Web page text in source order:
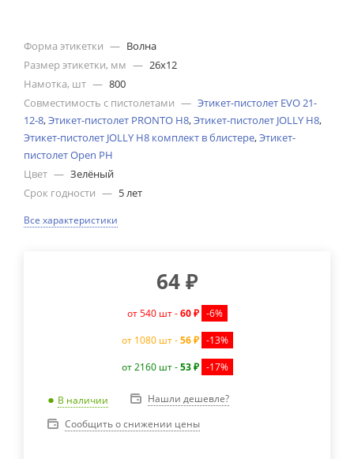
Форма этикетки — Волна
Размер этикетки, мм — 26х12
Намотка, шт — 800
Совместимость с пистолетами — Этикет-пистолет EVO 21-
12-8,Этикет-пистолет PRONTO H8,Этикет-пистолет JOLLY H8,
Этикет-пистолет JOLLY H8 комплект в блистере,Этикет-
пистолет Open PH
Цвет — Зелёный
Срок годности — 5 лет
Все характеристики
64₽
от 540 шт -60 ₽ -6%
от 1080 шт -56 ₽ -13%
от 2160 шт -53 ₽ -17%
В наличии
Нашли дешевле?
Сообщить о снижении цены